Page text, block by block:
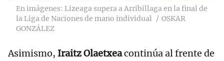
En imágenes: Lizeaga supera a Arribillaga en la final de
la Liga de Naciones de mano individual
OSKAR
GONZÁLEZ
Asimismo, Iraitz Olaetxeacontinúa al frente de